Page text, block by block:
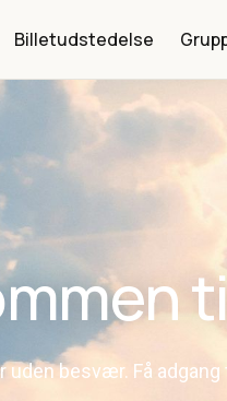
Billetudstedelse
uden besvær. Få